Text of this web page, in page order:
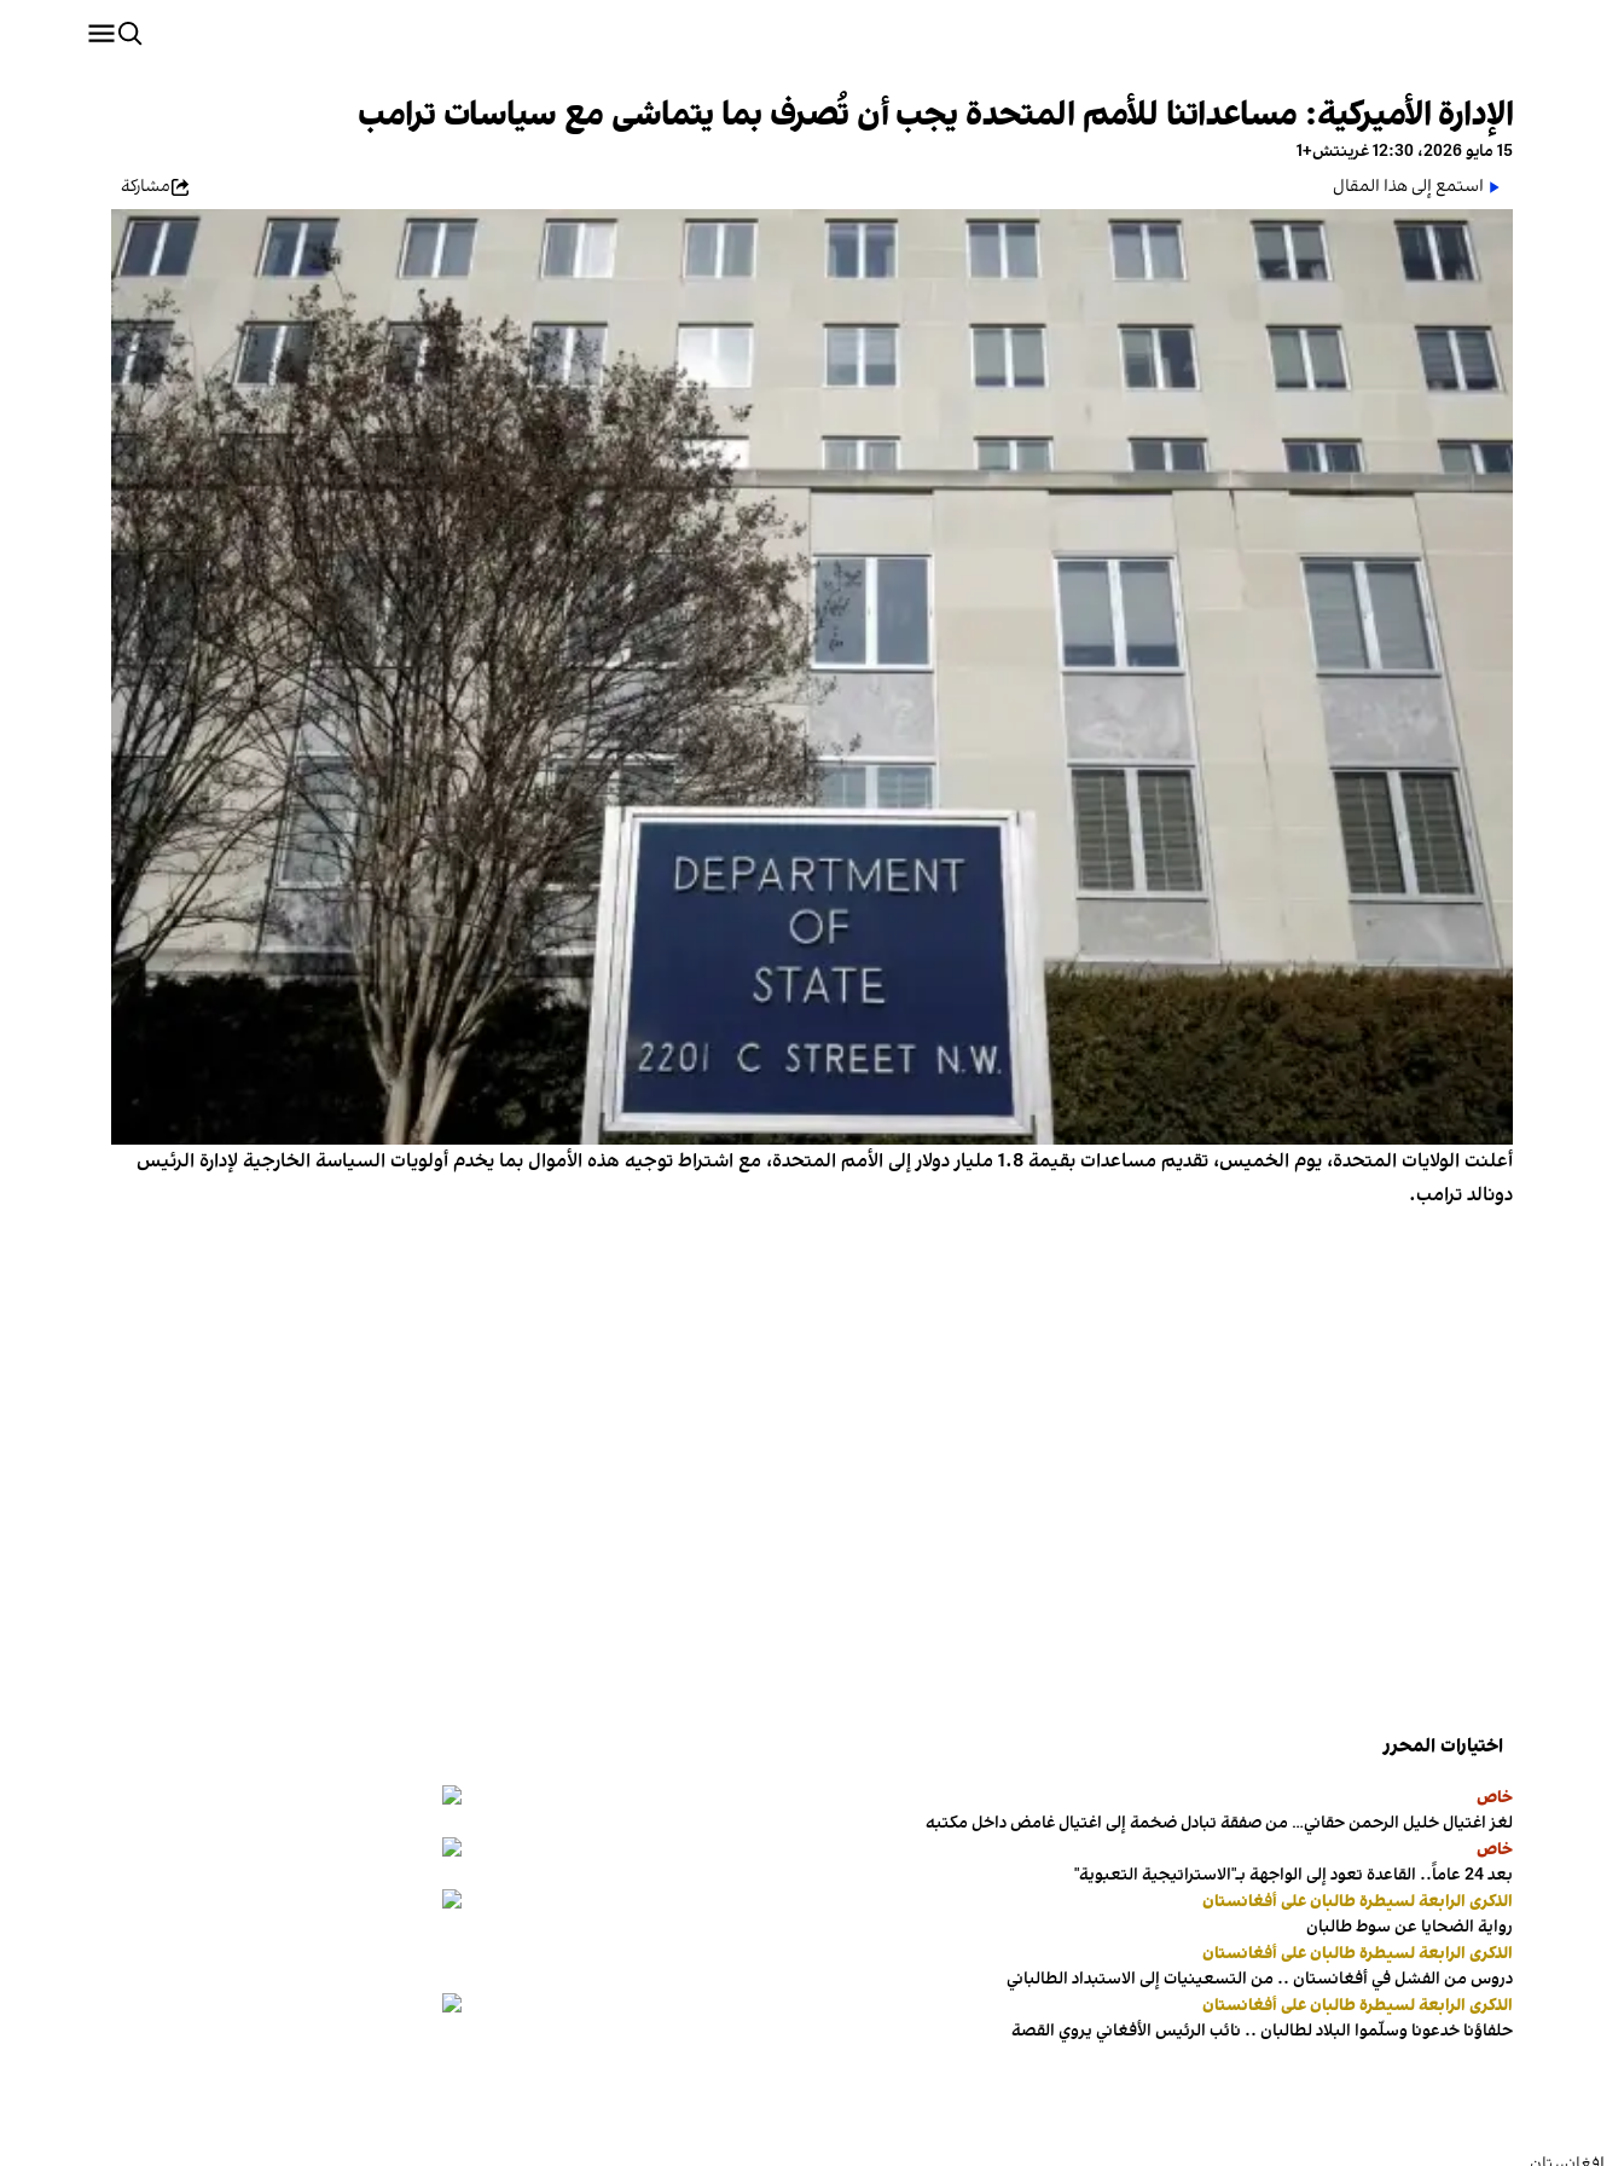
الإدارة الأميركية: مساعداتنا للأمم المتحدة يجب أن تُصرف بما يتماشى مع سياسات ترامب
15 مايو 2026، 12:30 غرينتش+1
استمع إلى هذا المقال
مشاركة
أعلنت الولايات المتحدة، يوم الخميس، تقديم مساعدات بقيمة 1.8 مليار دولار إلى الأمم المتحدة، مع اشتراط توجيه هذه الأموال بما يخدم أولويات السياسة الخارجية لإدارة الرئيس
دونالد ترامب.
اختيارات المحرر
خاص
لغز اغتيال خليل الرحمن حقاني… من صفقة تبادل ضخمة إلى اغتيال غامض داخل مكتبه
خاص
بعد 24 عاماً.. القاعدة تعود إلى الواجهة بـ"الاستراتيجية التعبوية"
الذكرى الرابعة لسيطرة طالبان على أفغانستان
رواية الضحايا عن سوط طالبان
الذكرى الرابعة لسيطرة طالبان على أفغانستان
دروس من الفشل في أفغانستان .. من التسعينيات إلى الاستبداد الطالباني
الذكرى الرابعة لسيطرة طالبان على أفغانستان
حلفاؤنا خدعونا وسلّموا البلاد لطالبان .. نائب الرئيس الأفغاني يروي القصة